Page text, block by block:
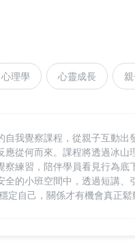
心理學 心靈成長
自我覺察課程，從親子互動
應從何而來。課程將透過冰
練習，陪伴學員看見行為底
的小班空間中，透過短講、
定自己，關係才有機會真正鬆